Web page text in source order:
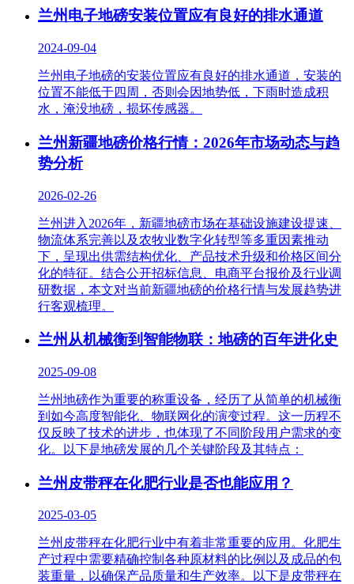
兰州电子地磅安装位置应有良好的排水通道
2024-09-04
兰州电子地磅的安装位置应有良好的排水通道，安装的
位置不能低于四周，否则会因地势低，下雨时造成积
水，淹没地磅，损坏传感器。
兰州新疆地磅价格行情：2026年市场动态与趋
势分析
2026-02-26
兰州进入2026年，新疆地磅市场在基础设施建设提速、
物流体系完善以及农牧业数字化转型等多重因素推动
下，呈现出供需结构优化、产品技术升级和价格区间分
化的特征。结合公开招标信息、电商平台报价及行业调
研数据，本文对当前新疆地磅的价格行情与发展趋势进
行客观梳理。
兰州从机械衡到智能物联：地磅的百年进化史
2025-09-08
兰州地磅作为重要的称重设备，经历了从简单的机械衡
到如今高度智能化、物联网化的演变过程。这一历程不
仅反映了技术的进步，也体现了不同阶段用户需求的变
化。以下是地磅发展的几个关键阶段及其特点：
兰州皮带秤在化肥行业是否也能应用？
2025-03-05
兰州皮带秤在化肥行业中有着非常重要的应用。化肥生
产过程中需要精确控制各种原材料的比例以及成品的包
装重量，以确保产品质量和生产效率。以下是皮带秤在